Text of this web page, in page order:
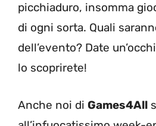
picchiaduro, insomma
di ogni sorta. Quali
dell’evento? Date
lo scoprirete!
Anche noi di Games4All